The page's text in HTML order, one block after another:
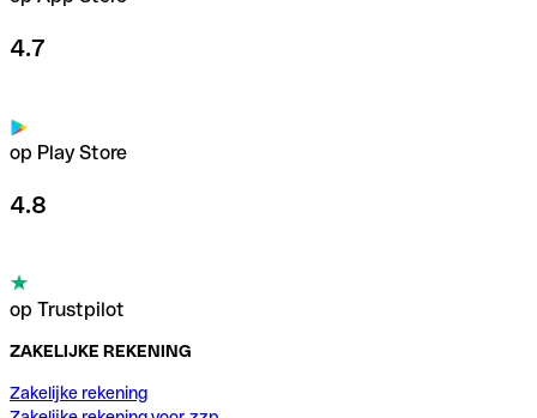
4.7
op Play Store
4.8
op Trustpilot
ZAKELIJKE REKENING
Zakelijke rekening